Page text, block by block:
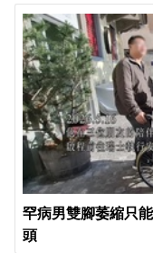
罕病男雙腳萎縮只
頭